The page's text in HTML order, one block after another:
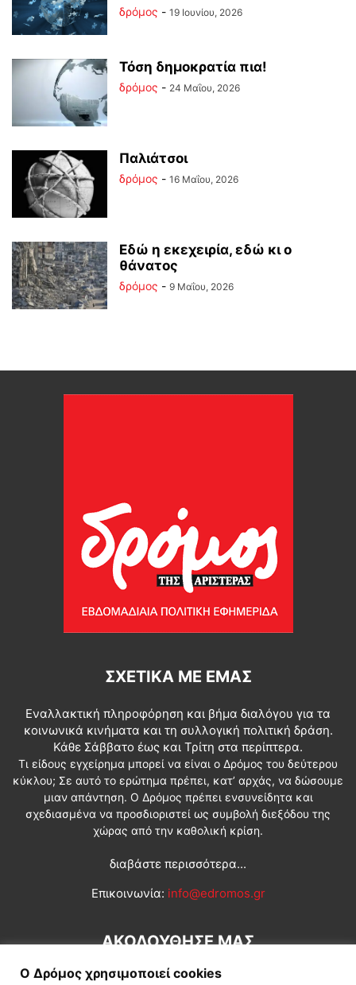
δρόμος - 19 Ιουνίου, 2026
Τόση δημοκρατία πια!
δρόμος - 24 Μαΐου, 2026
Παλιάτσοι
δρόμος - 16 Μαΐου, 2026
Εδώ η εκεχειρία, εδώ κι ο
θάνατος
δρόμος - 9 Μαΐου, 2026
ΣΧΕΤΙΚΆ ΜΕ ΕΜΆΣ
Εναλλακτική πληροφόρηση και βήμα διαλόγου για τα
κοινωνικά κινήματα και τη συλλογική πολιτική δράση.
Κάθε Σάββατο έως και Τρίτη στα περίπτερα.
Τι είδους εγχείρημα μπορεί να είναι ο Δρόμος του δεύτερου
κύκλου; Σε αυτό το ερώτημα πρέπει, κατ’ αρχάς, να δώσουμε
μιαν απάντηση. Ο Δρόμος πρέπει ενσυνείδητα και
σχεδιασμένα να προσδιοριστεί ως συμβολή διεξόδου της
χώρας από την καθολική κρίση.
διαβάστε περισσότερα...
Επικοινωνία: info@edromos.gr
ΑΚΟΛΟΥΘΗΣΕ ΜΑΣ
Ο Δρόμος χρησιμοποιεί cookies